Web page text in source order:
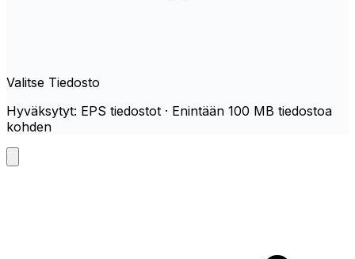
Valitse Tiedosto
Hyväksytyt: EPS tiedostot · Enintään 100 MB tiedostoa
kohden